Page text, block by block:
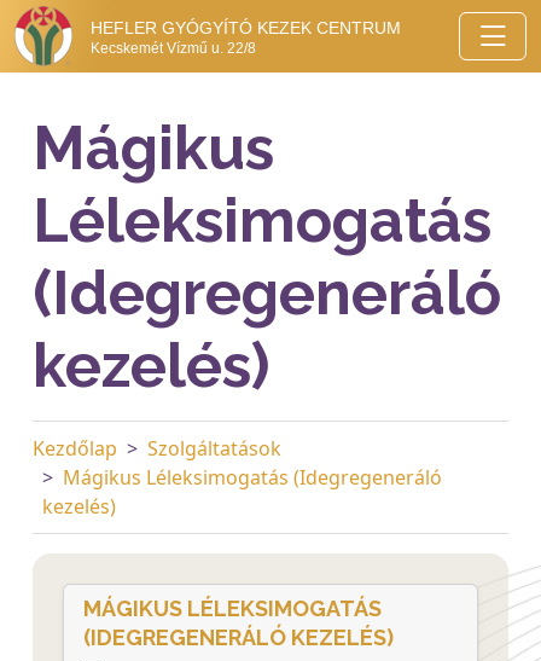
HEFLER GYÓGYÍTÓ KEZEK CENTRUM
Kecskemét Vízmű u. 22/8
Mágikus
Léleksimogatás
(Idegregeneráló
kezelés)
Kezdőlap
Szolgáltatások
Mágikus Léleksimogatás (Idegregeneráló
kezelés)
MÁGIKUS LÉLEKSIMOGATÁS
(IDEGREGENERÁLÓ KEZELÉS)